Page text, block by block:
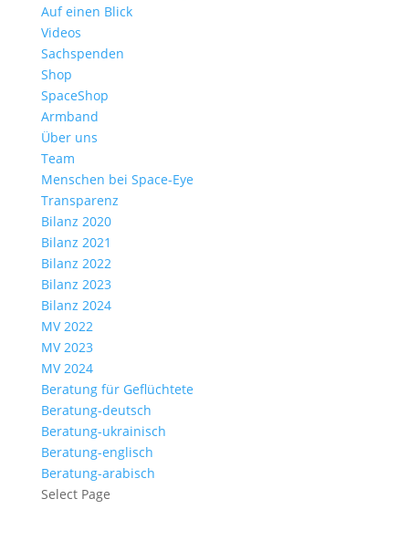
Auf einen Blick
Videos
Sachspenden
Shop
SpaceShop
Armband
Über uns
Team
Menschen bei Space-Eye
Transparenz
Bilanz 2020
Bilanz 2021
Bilanz 2022
Bilanz 2023
Bilanz 2024
MV 2022
MV 2023
MV 2024
Beratung für Geflüchtete
Beratung-deutsch
Beratung-ukrainisch
Beratung-englisch
Beratung-arabisch
Select Page